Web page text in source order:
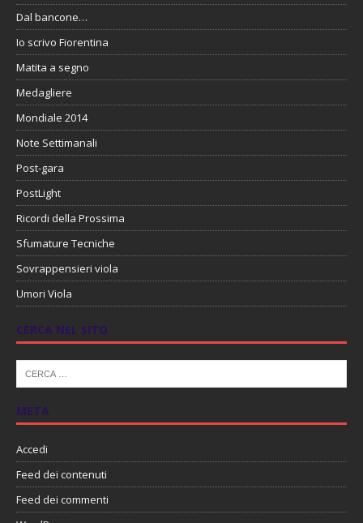
Dal bancone…
Io scrivo Fiorentina
Matita a segno
Medagliere
Mondiale 2014
Note Settimanali
Post-gara
PostLight
Ricordi della Prossima
Sfumature Tecniche
Sovrappensieri viola
Umori Viola
CERCA NEL SITO
META
Accedi
Feed dei contenuti
Feed dei commenti